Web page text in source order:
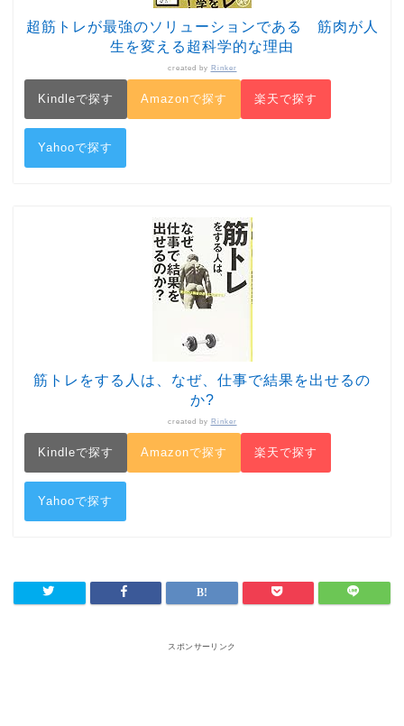
超筋トレが最強のソリューションである 筋肉が人
生を変える超科学的な理由
created by Rinker
Kindleで探す Amazonで探す 楽天で探す
Yahooで探す
筋トレをする人は、なぜ、仕事で結果を出せるの
か?
created by Rinker
Kindleで探す Amazonで探す 楽天で探す
Yahooで探す
スポンサーリンク